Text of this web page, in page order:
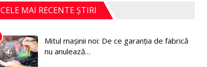
CELE MAI RECENTE ȘTIRI
Mitul mașinii noi: De ce garanția de fabrică
nu anulează…